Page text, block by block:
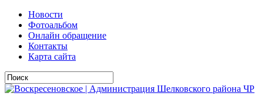
Новости
Фотоальбом
Онлайн обращение
Контакты
Карта сайта